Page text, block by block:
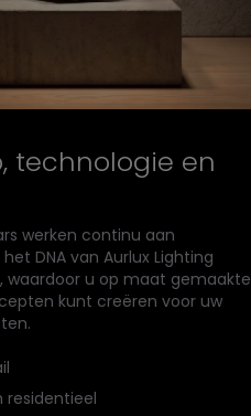
technologie en
werken continu aan
DNA van Aurlux Lighting
waardoor u op maat gemaakte
kunt creëren voor uw
residentieel